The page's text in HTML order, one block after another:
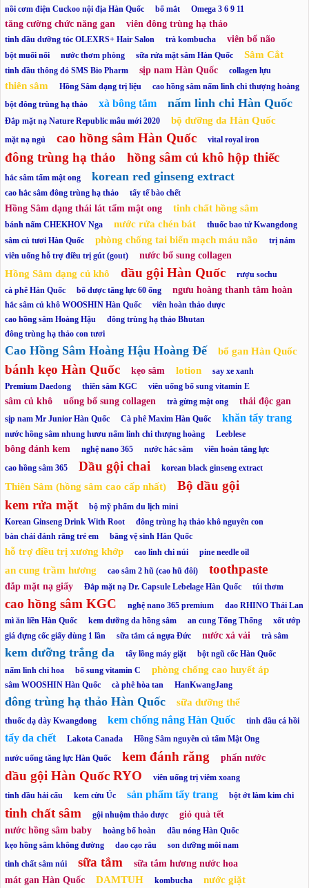
nồi cơm điện Cuckoo nội địa Hàn Quốc
bổ mắt Omega 3 6 9 11
tăng cường chức năng gan viên đông trùng hạ thảo
tinh dầu dưỡng tóc OLEXRS+ Hair Salon trà kombucha viên bổ não
bột muối nổi nước thơm phòng sữa rửa mặt sâm Hàn Quốc Sâm Cắt
tinh dầu thông đỏ SMS Bio Pharm sịp nam Hàn Quốc collagen lựu
thiên sâm Hồng Sâm dạng trị liệu
cao hồng sâm nấm linh chi thượng hoàng
bột đông trùng hạ thảo
xà bông tắm nấm linh chi Hàn Quốc
Đắp mặt nạ Nature Republic mẫu mới 2020 bộ dưỡng da Hàn Quốc
mặt nạ ngủ cao hồng sâm Hàn Quốc vital royal iron
đông trùng hạ thảo hồng sâm củ khô hộp thiếc
hắc sâm tẩm mật ong korean red ginseng extract
cao hắc sâm đông trùng hạ thảo tẩy tế bào chết
Hồng Sâm dạng thái lát tẩm mật ong tinh chất hồng sâm
bánh nấm CHEKHOV Nga nước rửa chén bát
thuốc bao tử Kwangdong
sâm củ tươi Hàn Quốc
phòng chống tai biến mạch máu não
trị nám
viên uống hỗ trợ điều trị gút (gout)
nước bổ sung collagen
Hồng Sâm dạng củ khô dầu gội Hàn Quốc
rượu sochu
cà phê Hàn Quốc
bổ dược tăng lực 60 ống ngưu hoàng thanh tâm hoàn
hắc sâm củ khô WOOSHIN Hàn Quốc
viên hoàn thảo dược
cao hồng sâm Hoàng Hậu
đông trùng hạ thảo Bhutan
đông trùng hạ thảo con tươi
Cao Hồng Sâm Hoàng Hậu Hoàng Đế bổ gan Hàn Quốc
bánh kẹo Hàn Quốc kẹo sâm lotion
say xe xanh
Premium Daedong
thiên sâm KGC viên uống bổ sung vitamin E
sâm củ khô uống bổ sung collagen trà gừng mật ong thải độc gan
sịp nam Mr Junior Hàn Quốc Cà phê Maxim Hàn Quốc khăn tẩy trang
nước hồng sâm nhung hươu nấm linh chi thượng hoàng Leeblese
bông đánh kem nghệ nano 365 nước hắc sâm
viên hoàn tăng lực
cao hồng sâm 365
Dầu gội chai korean black ginseng extract
Thiên Sâm (hồng sâm cao cấp nhất)
Bộ dầu gội
kem rửa mặt
bộ mỹ phẩm du lịch mini
Korean Ginseng Drink With Root
đông trùng hạ thảo khô nguyên con
bàn chải đánh răng trẻ em
băng vệ sinh Hàn Quốc
hỗ trợ điều trị xương khớp cao linh chi núi pine needle oil
an cung trầm hương cao sâm 2 hũ (cao hũ đôi) toothpaste
đắp mặt nạ giấy Đắp mặt nạ Dr. Capsule Lebelage Hàn Quốc túi thơm
cao hồng sâm KGC nghệ nano 365 premium
dao RHINO Thái Lan
mì ăn liền Hàn Quốc
kem dưỡng da hồng sâm an cung Tổng Thống
xốt ướp
giá đựng cốc giấy dùng 1 lần
sữa tắm cá ngựa Đức nước xả vải trà sâm
kem dưỡng trắng da tẩy lồng máy giặt
bột ngũ cốc Hàn Quốc
nấm linh chi hoa
bổ sung vitamin C phòng chống cao huyết áp
sâm WOOSHIN Hàn Quốc cà phê hòa tan HanKwangJang
đông trùng hạ thảo Hàn Quốc sữa dưỡng thể
thuốc dạ dày Kwangdong kem chống nắng Hàn Quốc tinh dầu cá hồi
tẩy da chết Lakota Canada
Hồng Sâm nguyên củ tẩm Mật Ong
nước uống tăng lực Hàn Quốc
kem đánh răng phấn nước
dầu gội Hàn Quốc RYO
viên uống trị viêm xoang
tinh dầu hải cẩu
kem cừu Úc sản phẩm tẩy trang bột ớt làm kim chi
tinh chất sâm gội nhuộm thảo dược
giỏ quà tết
nước hồng sâm baby
hoàng bổ hoàn
dầu nóng Hàn Quốc
kẹo hồng sâm không đường
dao cạo râu
son dưỡng môi nam
tinh chất sâm núi
sữa tắm
sữa tắm hương nước hoa
mát gan Hàn Quốc
DAMTUH kombucha nước giặt